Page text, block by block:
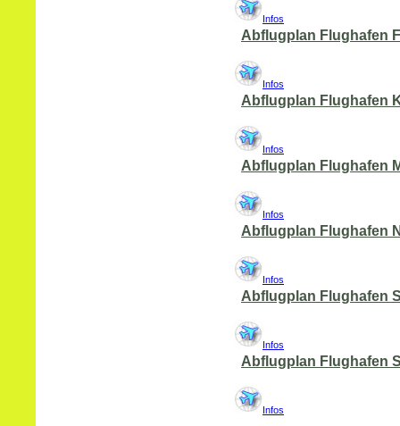
Infos
Abflugplan Flughafen
Infos
Abflugplan Flughafen
Infos
Abflugplan Flughafen
Infos
Abflugplan Flughafen
Infos
Abflugplan Flughafen
Infos
Abflugplan Flughafen
Infos